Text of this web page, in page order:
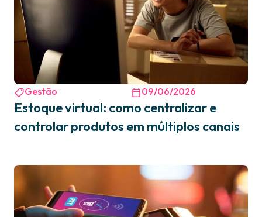
Gestão 09/06/2026
Estoque virtual: como centralizar e
controlar produtos em múltiplos canais